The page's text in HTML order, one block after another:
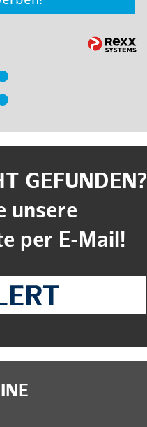
GEFUNDEN?
unsere
per E-Mail!